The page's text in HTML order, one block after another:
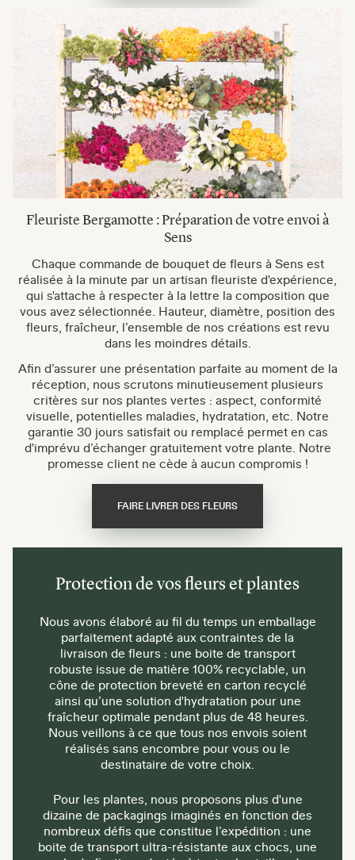
Fleuriste Bergamotte : Préparation de votre envoi à
Sens
Chaque commande de bouquet de fleurs à Sens est
réalisée à la minute par un artisan fleuriste d'expérience,
qui s'attache à respecter à la lettre la composition que
vous avez sélectionnée. Hauteur, diamètre, position des
fleurs, fraîcheur, l’ensemble de nos créations est revu
dans les moindres détails.
Afin d’assurer une présentation parfaite au moment de la
réception, nous scrutons minutieusement plusieurs
critères sur nos plantes vertes : aspect, conformité
visuelle, potentielles maladies, hydratation, etc. Notre
garantie 30 jours satisfait ou remplacé permet en cas
d'imprévu d’échanger gratuitement votre plante. Notre
promesse client ne cède à aucun compromis !
FAIRE LIVRER DES FLEURS
Protection de vos fleurs et plantes
Nous avons élaboré au fil du temps un emballage
parfaitement adapté aux contraintes de la
livraison de fleurs : une boite de transport
robuste issue de matière 100% recyclable, un
cône de protection breveté en carton recyclé
ainsi qu’une solution d'hydratation pour une
fraîcheur optimale pendant plus de 48 heures.
Nous veillons à ce que tous nos envois soient
réalisés sans encombre pour vous ou le
destinataire de votre choix.
Pour les plantes, nous proposons plus d'une
dizaine de packagings imaginés en fonction des
nombreux défis que constitue l’expédition : une
boite de transport ultra-résistante aux chocs, une